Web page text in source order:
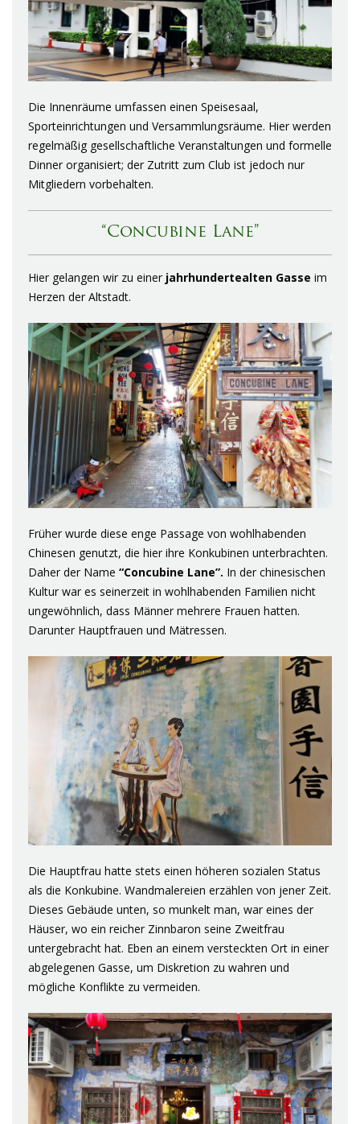
Die Innenräume umfassen einen Speisesaal,
Sporteinrichtungen und Versammlungsräume. Hier werden
regelmäßig gesellschaftliche Veranstaltungen und formelle
Dinner organisiert; der Zutritt zum Club ist jedoch nur
Mitgliedern vorbehalten.
“Concubine Lane”
Hier gelangen wir zu einer jahrhundertealten Gasse im
Herzen der Altstadt.
Früher wurde diese enge Passage von wohlhabenden
Chinesen genutzt, die hier ihre Konkubinen unterbrachten.
Daher der Name “Concubine Lane”. In der chinesischen
Kultur war es seinerzeit in wohlhabenden Familien nicht
ungewöhnlich, dass Männer mehrere Frauen hatten.
Darunter Hauptfrauen und Mätressen.
Die Hauptfrau hatte stets einen höheren sozialen Status
als die Konkubine. Wandmalereien erzählen von jener Zeit.
Dieses Gebäude unten, so munkelt man, war eines der
Häuser, wo ein reicher Zinnbaron seine Zweitfrau
untergebracht hat. Eben an einem versteckten Ort in einer
abgelegenen Gasse, um Diskretion zu wahren und
mögliche Konflikte zu vermeiden.